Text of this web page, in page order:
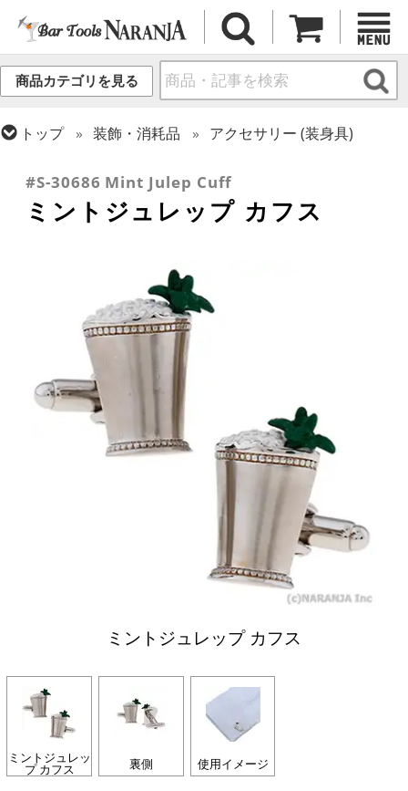
商品カテゴリを見る
トップ 装飾・消耗品
アクセサリー (装身具)
#S-30686 Mint Julep Cuff
ミントジュレップ カフス
ミントジュレップ カフス
ミントジュレッ
プ カフス 裏側 使用イメージ